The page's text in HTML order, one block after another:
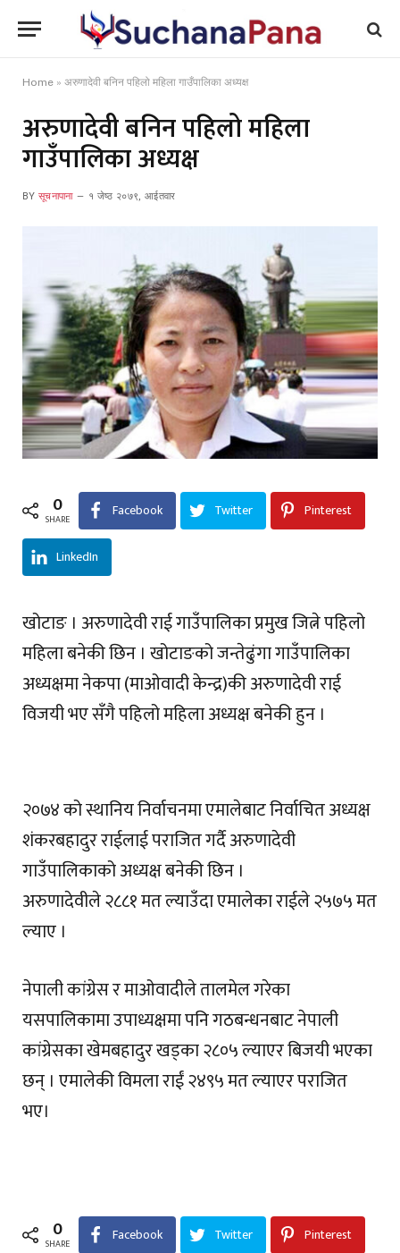
Home » अरुणादेवी बनिन पहिलो महिला गाउँपालिका अध्यक्ष
अरुणादेवी बनिन पहिलो महिला
गाउँपालिका अध्यक्ष
BY सूचनापाना १ जेष्ठ २०७९, आईतवार
0
SHARE Facebook Twitter Pinterest
LinkedIn
खोटाङ । अरुणादेवी राई गाउँपालिका प्रमुख जित्ने पहिलो
महिला बनेकी छिन । खोटाङको जन्तेढुंगा गाउँपालिका
अध्यक्षमा नेकपा (माओवादी केन्द्र)की अरुणादेवी राई
विजयी भए सँगै पहिलो महिला अध्यक्ष बनेकी हुन ।
२०७४ को स्थानिय निर्वाचनमा एमालेबाट निर्वाचित अध्यक्ष
शंकरबहादुर राईलाई पराजित गर्दै अरुणादेवी
गाउँपालिकाको अध्यक्ष बनेकी छिन ।
अरुणादेवीले २८८१ मत ल्याउँदा एमालेका राईले २५७५ मत
ल्याए ।
नेपाली कांग्रेस र माओवादीले तालमेल गरेका
यसपालिकामा उपाध्यक्षमा पनि गठबन्धनबाट नेपाली
कांग्रेसका खेमबहादुर खड्का २८०५ ल्याएर बिजयी भएका
छन् । एमालेकी विमला राईं २४९५ मत ल्याएर पराजित
भए।
0
SHARE Facebook Twitter Pinterest